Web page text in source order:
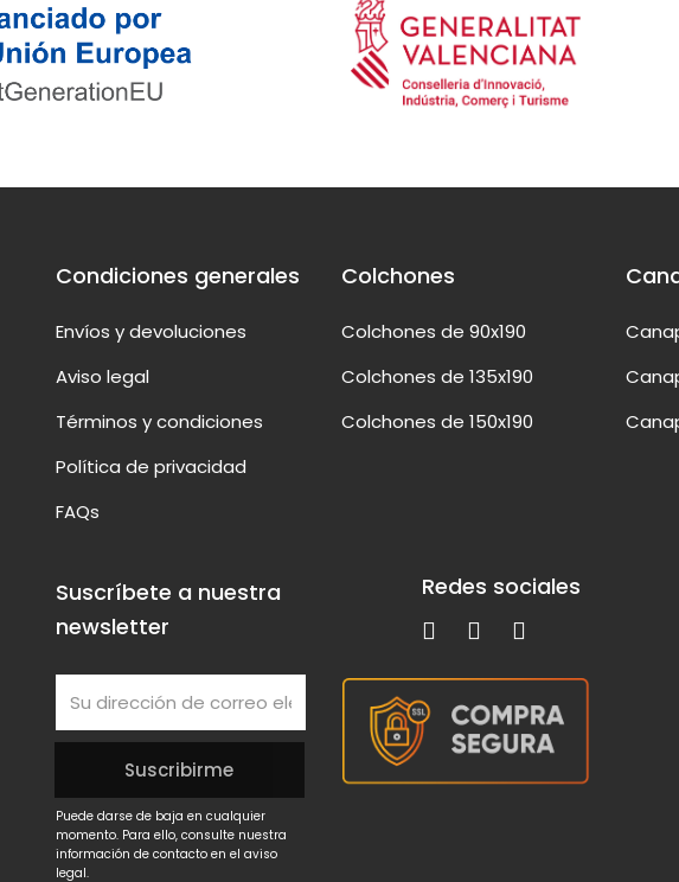
Condiciones generales
Envíos y devoluciones
Aviso legal
Términos y condiciones
Política de privacidad
FAQs
Colchones
Colchones de 90x190
Colchones de 135x190
Colchones de 150x190
Suscríbete a nuestra
newsletter
Puede darse de baja en cualquier
momento. Para ello, consulte nuestra
información de contacto en el aviso
legal.
Redes sociales